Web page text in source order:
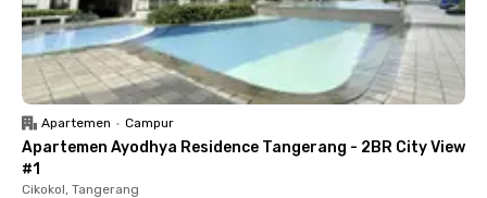
Apartemen • Campur
Apartemen Ayodhya Residence Tangerang - 2BR City View
#1
Cikokol, Tangerang